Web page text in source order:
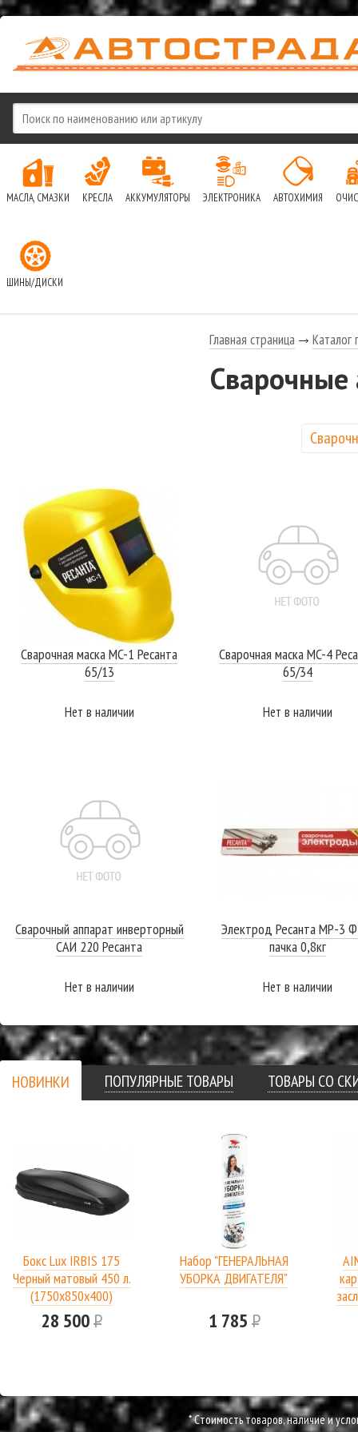
МАСЛА, СМАЗКИ КРЕСЛА АККУМУЛЯТОРЫ ЭЛЕКТРОНИКА АВТОХИМИЯ
ШИНЫ/ДИСКИ
Главная страница Каталог
Сварочная маска MC-1 Ресанта
65/13
Нет в наличии
Сварочная маска MC-4
65/34
Нет в наличии
Сварочный аппарат инверторный
САИ 220 Ресанта
Нет в наличии
ПОДРОБНЕЕ
Электрод Ресанта МР-3
пачка 0,8кг
Нет в наличии
ПОДРОБНЕЕ
НОВИНКИ ПОПУЛЯРНЫЕ ТОВАРЫ ТОВАРЫ СО
Бокс Lux IRBIS 175
Черный матовый 450 л.
(1750х850х400)
28 500Р
Набор "ГЕНЕРАЛЬНАЯ
УБОРКА ДВИГАТЕЛЯ"
1 785Р
* Cтоимость товаров, наличие и